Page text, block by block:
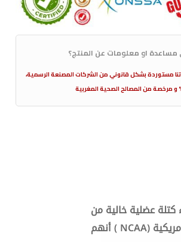
مساعدة او معلومات عن المنتج؟
مستوردة بشكل قانوني من الشركات المصنعة الرسمية،
كتلة عضلية خالية من
الدهون ، وزيادة مستوى الأداء الرياضي ، وزيادة القوة العضلية. فوفق الإحصائات أفاد أكثر من 40 ٪ رياضي في رابطة كرة السلة الأمريكية (NCAA ) أنهم